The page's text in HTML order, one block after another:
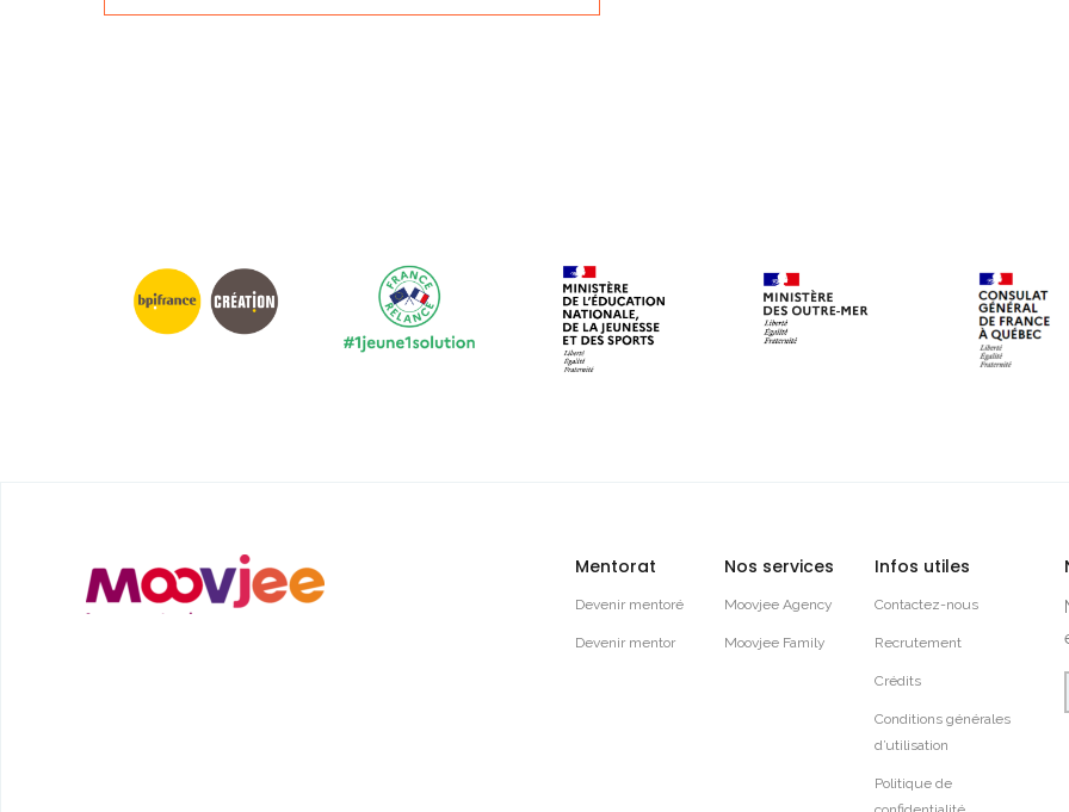
Mentorat
Devenir mentoré
Devenir mentor
Nos services
Moovjee Agency
Moovjee Family
Infos utiles
Contactez-nous
Recrutement
Crédits
Conditions générales
d’utilisation
Politique de